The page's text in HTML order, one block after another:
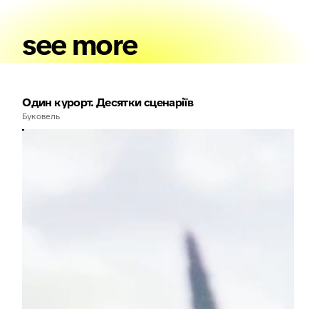
see more
Один курорт. Десятки сценаріїв
Буковель